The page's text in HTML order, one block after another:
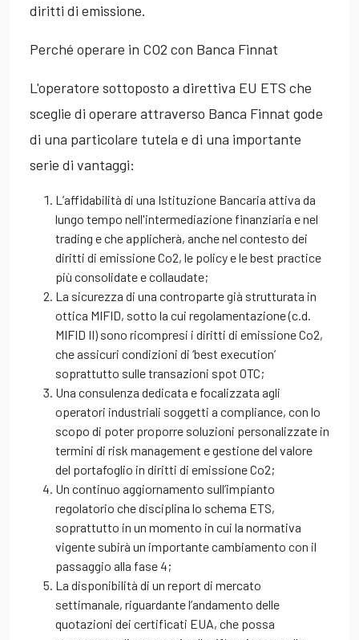
diritti di emissione.
Perché operare in CO2 con Banca Finnat
L'operatore sottoposto a direttiva EU ETS che
sceglie di operare attraverso Banca Finnat gode
di una particolare tutela e di una importante
serie di vantaggi:
L’affidabilità di una Istituzione Bancaria attiva da
lungo tempo nell'intermediazione finanziaria e nel
trading e che applicherà, anche nel contesto dei
diritti di emissione Co2, le policy e le best practice
più consolidate e collaudate;
La sicurezza di una controparte già strutturata in
ottica MIFID, sotto la cui regolamentazione (c.d.
MIFID II) sono ricompresi i diritti di emissione Co2,
che assicuri condizioni di ‘best execution’
soprattutto sulle transazioni spot OTC;
Una consulenza dedicata e focalizzata agli
operatori industriali soggetti a compliance, con lo
scopo di poter proporre soluzioni personalizzate in
termini di risk management e gestione del valore
del portafoglio in diritti di emissione Co2;
Un continuo aggiornamento sull’impianto
regolatorio che disciplina lo schema ETS,
soprattutto in un momento in cui la normativa
vigente subirà un importante cambiamento con il
passaggio alla fase 4;
La disponibilità di un report di mercato
settimanale, riguardante l’andamento delle
quotazioni dei certificati EUA, che possa